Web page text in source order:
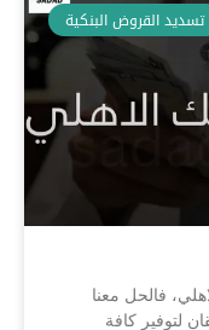
تسديد القروض البنكية
فالحل معنا
لتوفير كافة